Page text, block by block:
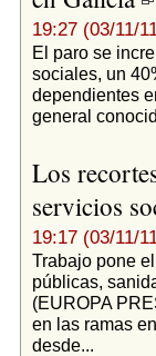
19:27 (03/11/
El paro se
sociales, un
dependientes
general
Los
servicios
19:17 (03/11/
Trabajo pone
públicas,
(EUROPA
en las ramas
desde...